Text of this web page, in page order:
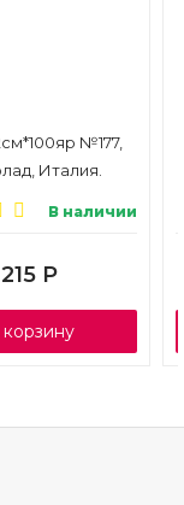
№177,
Италия.
В наличии
215 Р